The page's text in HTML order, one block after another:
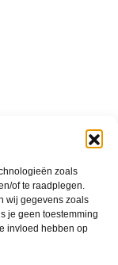
zoals
of te raadplegen.
wij gegevens zoals
je geen toestemming
invloed hebben op